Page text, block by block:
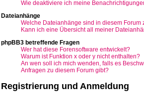
Wie deaktiviere ich meine
Dateianhänge
Welche Dateianhänge sind in diesem Forum
Kann ich eine Übersicht all meiner
phpBB3 betreffende Fragen
Wer hat diese Forensoftware entwickelt?
Warum ist Funktion x oder y nicht enthalten?
An wen soll ich mich wenden, falls es
Anfragen zu diesem Forum gibt?
Registrierung und Anmeldung